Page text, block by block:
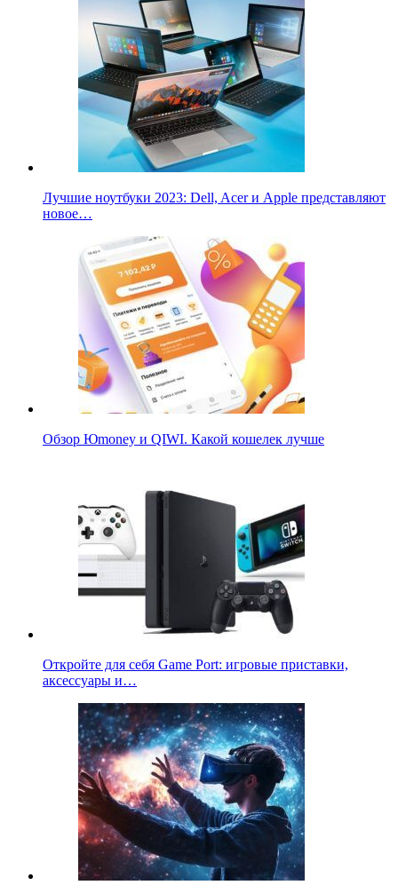
Лучшие ноутбуки 2023: Dell, Acer и Apple представляют
новое…
Обзор Юmoney и QIWI. Какой кошелек лучше
Откройте для себя Game Port: игровые приставки,
аксессуары и…